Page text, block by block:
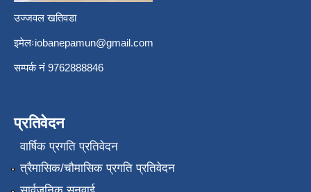
उज्जवल खतिवडा
इमेलःiobanepamun@gmail.com
सम्पर्क नंं 9762888846
प्रतिवेदन
वार्षिक प्रगति प्रतिवेदन
त्रैमासिक/चौमासिक प्रगति प्रतिवेदन